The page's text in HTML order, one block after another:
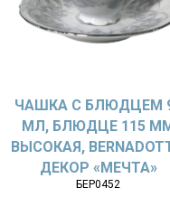
ЧАШКА С БЛЮДЦЕМ
МЛ, БЛЮДЦЕ 115
ВЫСОКАЯ,
ДЕКОР «МЕЧТА»
БЕР0452